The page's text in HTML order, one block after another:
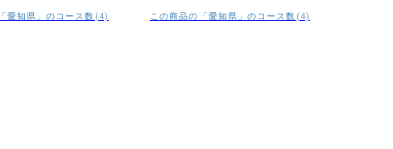
愛知県」のコース数(4) この商品の「愛知県」のコース数(4)